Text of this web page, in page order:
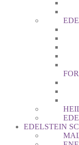
EDELSTEIN